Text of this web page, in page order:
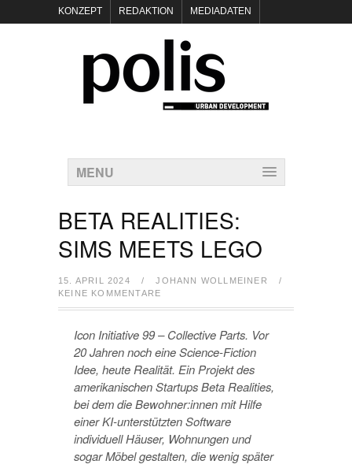
KONZEPT REDAKTION MEDIADATEN
POLIS KEYNOTES
KONTAKT DATENSCHUTZ IMPRESSUM
MENU
BETA REALITIES:
SIMS MEETS LEGO
15. APRIL 2024 / JOHANN WOLLMEINER
/
KEINE KOMMENTARE
Icon Initiative 99 – Collective Parts. Vor
20 Jahren noch eine Science-Fiction
Idee, heute Realität. Ein Projekt des
amerikanischen Startups Beta Realities,
bei dem die Bewohner:innen mit Hilfe
einer KI-unterstützten Software
individuell Häuser, Wohnungen und
sogar Möbel gestalten, die wenig später